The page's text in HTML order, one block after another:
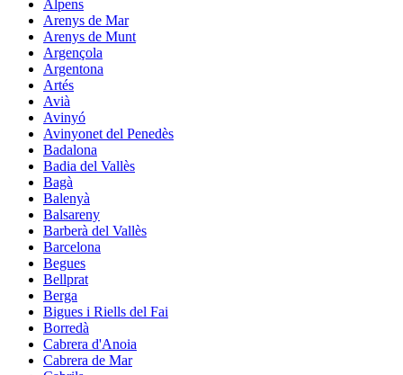
Alpens
Arenys de Mar
Arenys de Munt
Argençola
Argentona
Artés
Avià
Avinyó
Avinyonet del Penedès
Badalona
Badia del Vallès
Bagà
Balenyà
Balsareny
Barberà del Vallès
Barcelona
Begues
Bellprat
Berga
Bigues i Riells del Fai
Borredà
Cabrera d'Anoia
Cabrera de Mar